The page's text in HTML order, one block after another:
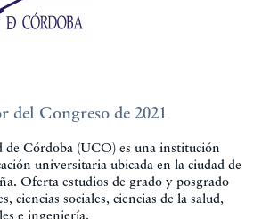
del Congreso de 2021
de Córdoba (UCO) es una institución
universitaria ubicada en la ciudad de
Oferta estudios de grado y posgrado
ciencias sociales, ciencias de la salud,
e ingeniería.